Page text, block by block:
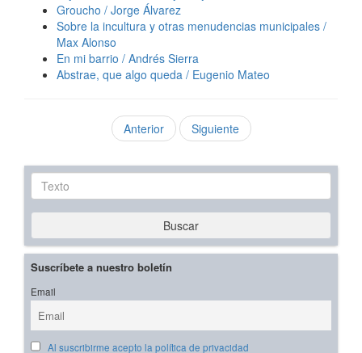
Groucho / Jorge Álvarez
Sobre la incultura y otras menudencias municipales /
Max Alonso
En mi barrio / Andrés Sierra
Abstrae, que algo queda / Eugenio Mateo
Anterior Siguiente
Texto
Buscar
Suscríbete a nuestro boletín
Email
Al suscribirme acepto la política de privacidad